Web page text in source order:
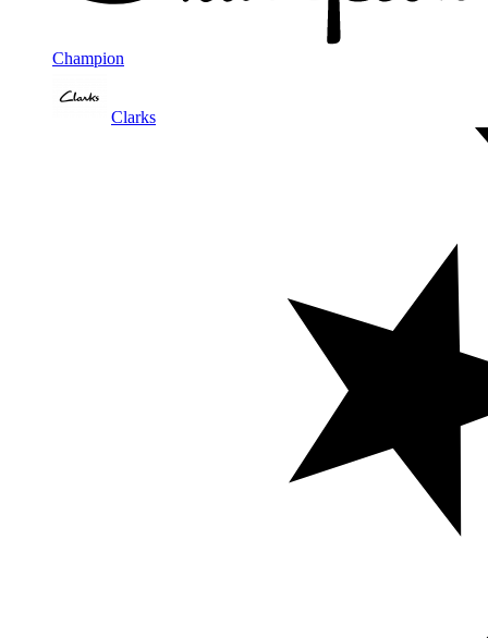
Champion
Clarks